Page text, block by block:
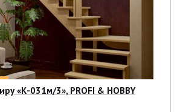
«К-031м/3», PROFI & HOBBY